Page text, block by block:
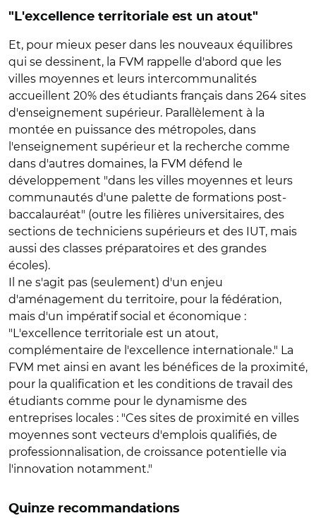
"L'excellence territoriale est un atout"
Et, pour mieux peser dans les nouveaux équilibres
qui se dessinent, la FVM rappelle d'abord que les
villes moyennes et leurs intercommunalités
accueillent 20% des étudiants français dans 264 sites
d'enseignement supérieur. Parallèlement à la
montée en puissance des métropoles, dans
l'enseignement supérieur et la recherche comme
dans d'autres domaines, la FVM défend le
développement "dans les villes moyennes et leurs
communautés d'une palette de formations post-
baccalauréat" (outre les filières universitaires, des
sections de techniciens supérieurs et des IUT, mais
aussi des classes préparatoires et des grandes
écoles).
Il ne s'agit pas (seulement) d'un enjeu
d'aménagement du territoire, pour la fédération,
mais d'un impératif social et économique :
"L'excellence territoriale est un atout,
complémentaire de l'excellence internationale." La
FVM met ainsi en avant les bénéfices de la proximité,
pour la qualification et les conditions de travail des
étudiants comme pour le dynamisme des
entreprises locales : "Ces sites de proximité en villes
moyennes sont vecteurs d'emplois qualifiés, de
professionnalisation, de croissance potentielle via
l'innovation notamment."
Quinze recommandations